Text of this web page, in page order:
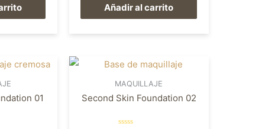
5
Añadir al carrito
01
MAQUILLAJE
Second Skin Foundation 02